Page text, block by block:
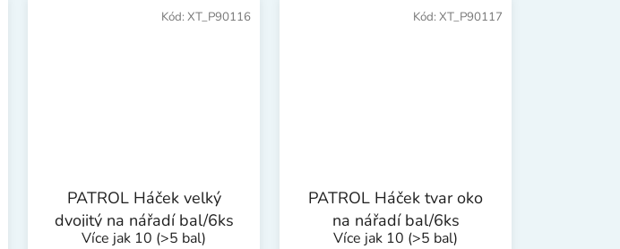
PATROL Háček velký
dvojitý na nářadí bal/6ks
Více jak 10 (>5 bal)
Kód: XT_P90116
PATROL Háček tvar oko
na nářadí bal/6ks
Více jak 10 (>5 bal)
Kód: XT_P90117